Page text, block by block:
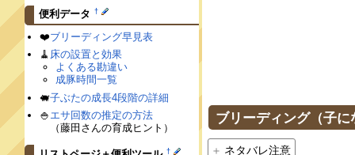
ブリーディング（子に
ネタバレ注意
便利データ †
❤️ブリーディング早見表
🧹 床の設置と効果
よくある勘違い
成豚時間一覧
🐖子ぶたの成長4段階の詳細
🍚 エサ回数の推定の方法
（藤田さんの育成ヒント）
†